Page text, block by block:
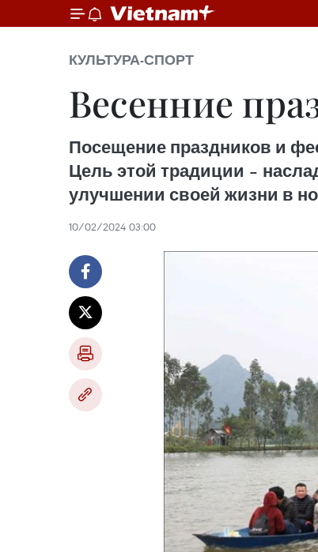
КУЛЬТУРА-СПОРТ
Весенние
Посещение праздников и
Цель этой традиции –
улучшении своей жизни в
10/02/2024 03:00